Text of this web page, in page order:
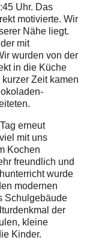
Uhr. Das
motivierte. Wir
Nähe liegt.
mit
wurden von der
in die Küche
Zeit kamen
erneut
mit uns
Kochen
freundlich und
wurde
modernen
Schulgebäude
der
kleine
Kinder.